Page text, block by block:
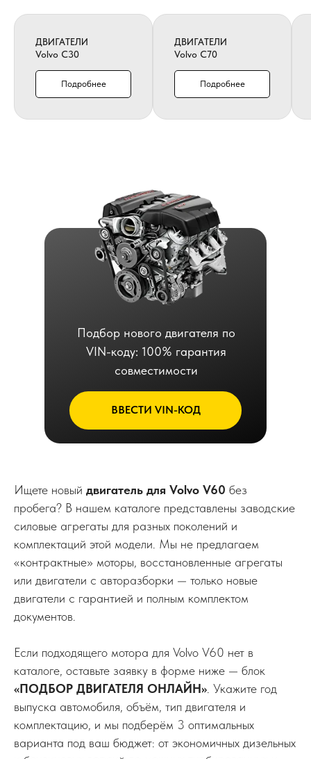
ДВИГАТЕЛИ
Volvo C30
Подробнее
ДВИГАТЕЛИ
Volvo C70
Подробнее
ВВЕСТИ VIN-КОД
Подбор нового двигателя по
VIN-коду: 100% гарантия
совместимости
Ищете новый двигатель для Volvo V60 без
пробега? В нашем каталоге представлены заводские
силовые агрегаты для разных поколений и
комплектаций этой модели. Мы не предлагаем
«контрактные» моторы, восстановленные агрегаты
или двигатели с авторазборки — только новые
двигатели с гарантией и полным комплектом
документов.
Если подходящего мотора для Volvo V60 нет в
каталоге, оставьте заявку в форме ниже — блок
«ПОДБОР ДВИГАТЕЛЯ ОНЛАЙН» . Укажите год
выпуска автомобиля, объём, тип двигателя и
комплектацию, и мы подберём 3 оптимальных
варианта под ваш бюджет: от экономичных дизельных